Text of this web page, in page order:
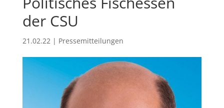
der CSU
21.02.22| Pressemitteilungen